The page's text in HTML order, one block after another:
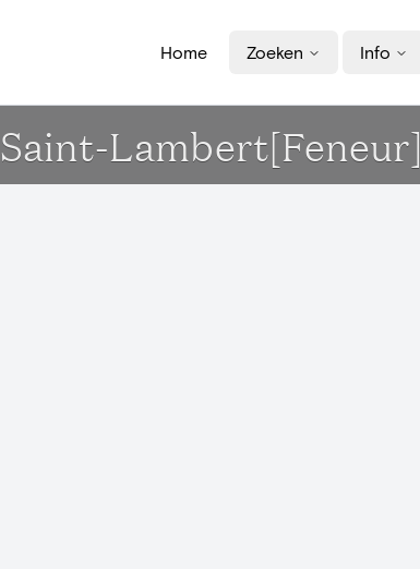
Home Zoeken Info
Lambert[Feneur]